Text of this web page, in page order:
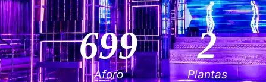
699
Aforo
2
Plantas